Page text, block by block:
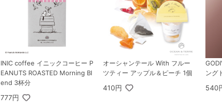
INIC coffee イニックコーヒー P
EANUTS ROASTED Morning Bl
end 3杯分
777円
オーシャンテール With フルー
ツティー アップル＆ピーチ 1個
410円
ング
540